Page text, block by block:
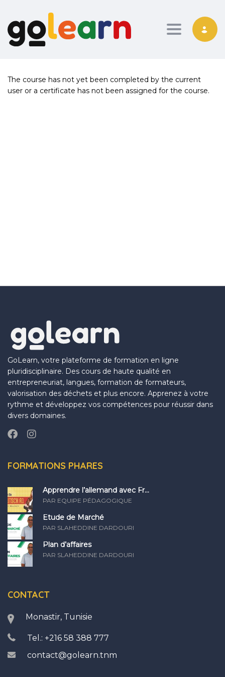
Toggle
The course has not yet been completed by the current
user or a certificate has not been assigned for the course.
GoLearn, votre plateforme de formation en ligne
pluridisciplinaire. Des cours de haute qualité en
entrepreneuriat, langues, formation de formateurs,
valorisation des déchets et plus encore. Apprenez à votre
rythme et développez vos compétences pour réussir dans
divers domaines.
FORMATIONS PHARES
Apprendre l’allemand avec Fr...
PAR EQUIPE PÉDAGOGIQUE
Etude de Marché
PAR SLAHEDDINE DARDOURI
Plan d’affaires
PAR SLAHEDDINE DARDOURI
CONTACT
Monastir, Tunisie
Tel.: +216 58 388 777
contact@golearn.tnm